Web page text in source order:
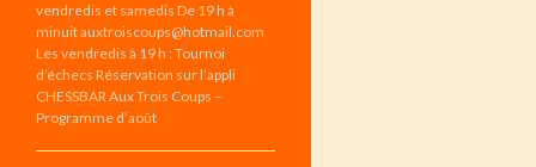
vendredis et samedis De 19 h à
minuit auxtroiscoups@hotmail.com
Les vendredis à 19 h : Tournoi
d’échecs Réservation sur l’appli
CHESSBAR Aux Trois Coups –
Programme d’août